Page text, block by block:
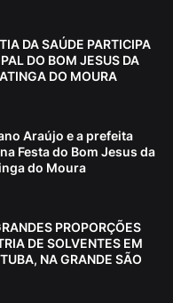
DA SAÚDE PARTICIPA
DO BOM JESUS DA
DO MOURA
Araújo e a prefeita
Festa do Bom Jesus da
do Moura
PROPORÇÕES
DE SOLVENTES EM
NA GRANDE SÃO